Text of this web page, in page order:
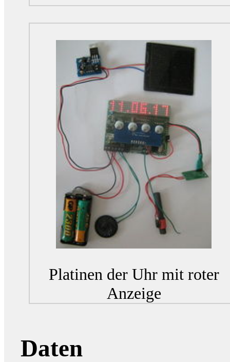
Platinen der Uhr mit roter
Anzeige
Daten